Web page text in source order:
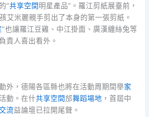
“共享空間明星產品”。羅江剪紙展臺前，
艾米麗親手剪出了本身的第一張剪紙。
”也讓羅江豆雞、中江掛面、廣漢纏絲兔等
責人喜出看外。
外，德陽各區縣也將在活動周期間舉家
動。在什共享空間邡舞蹈場地 ，首屆中
交流益論壇已拉開尾聲。